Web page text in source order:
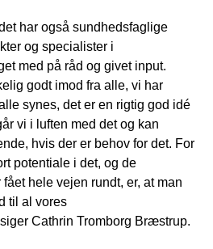
har også sundhedsfaglige
og specialister i
med på råd og givet input.
godt imod fra alle, vi har
synes, det er en rigtig god idé
vi i luften med det og kan
hvis der er behov for det. For
potentiale i det, og de
hele vejen rundt, er, at man
til al vores
Cathrin Tromborg Bræstrup.